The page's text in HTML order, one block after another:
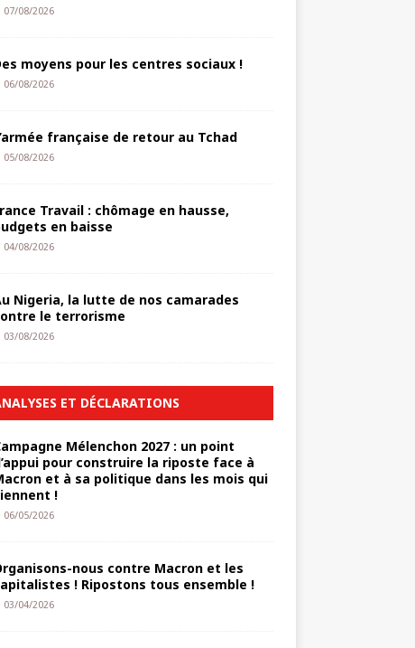
07/08/2026
moyens pour les centres sociaux !
06/08/2026
française de retour au Tchad
05/08/2026
Travail : chômage en hausse,
en baisse
04/08/2026
Nigeria, la lutte de nos camarades
le terrorisme
03/08/2026
ET DÉCLARATIONS
Mélenchon 2027 : un point
pour construire la riposte face à
et à sa politique dans les mois qui
!
06/05/2026
nous contre Macron et les
! Ripostons tous ensemble !
03/04/2026